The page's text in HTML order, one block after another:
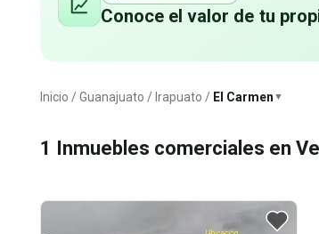
1 Inmuebles comerciales en
Conoce el valor de tu
Inicio Guanajuato Irapuato El Carmen
El Carmen ▼